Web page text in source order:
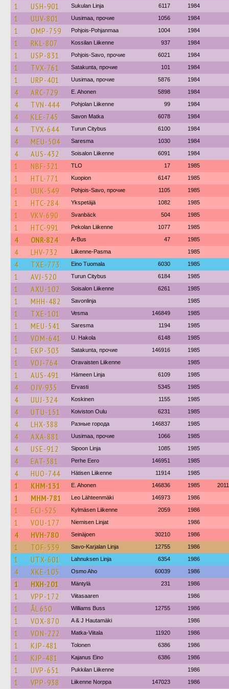
1 USH-901 Sukulan Linja 6117 1984
1 UUV-801 Uusimaa, прочие 1056 1984
1 OMP-759 Pohjois-Pohjanmaa 1004 1984
1 RKL-807 Kossilan Liikenne 937 1984
1 USP-831 Pohjois-Savo, прочие 6021 1984
1 TVX-761 Satakunta, прочие 101 1984
1 URP-401 Uusimaa, прочие 5876 1984
4 ARC-729 E. Ahonen 5898 1984
4 TVN-444 Pohjolan Liikenne 99 1984
4 KLE-745 Savon Matka 6078 1984
4 TVX-644 Turun Citybus 6100 1984
4 MEU-504 Saresma 1030 1984
4 AUS-432 Soisalon Liikenne 6091 1984
1 NBF-321 TLO 17 1985
1 HTL-771 Kuopion 6147 1985
1 UUK-549 Pohjois-Savo, прочие 1105 1985
1 HTC-284 Ykspetäjä 1082 1985
1 VKV-690 Svanbäck 504 1985
1 HTC-991 Pekolan Liikenne 1077 1985
4 ONR-824 A-Bus 47 1985
4 LHV-732 Liikenne-Pasma 1985
4 TXE-773 Eino Tuomala 6030 1985
1 AVJ-520 Turun Citybus 6184 1985
1 AXU-102 Soisalon Liikenne 6261 1985
1 MHH-482 Savonlinja 1985
1 TXE-101 Vesma 146849 1985
1 MEU-541 Saresma 1194 1985
1 VOM-641 U. Hakola 6148 1985
1 EKP-303 Satakunta, прочие 146916 1985
1 VOJ-764 Oravaisten Liikenne 1985
1 AUS-491 Hämeen Linja 6109 1985
4 OJV-935 Ervasti 5345 1985
4 UUJ-324 Koskinen 1155 1985
4 UTU-151 Koiviston Oulu 6231 1985
4 LHX-388 Разные города 146837 1985
4 AXA-881 Uusimaa, прочие 1066 1985
4 USE-912 Sipoon Linja 1085 1985
4 EAT-381 Perhe Eero 146951 1985
4 HUO-744 Hätisen Liikenne 11914 1985
1 KHM-131 E. Ahonen 146836 1985 2011
1 MHM-781 Leo Lähteenmäki 146973 1986
1 ECJ-525 Kylmäsen Liikenne 2059 1986
1 VOU-177 Niemisen Linjat 1986
4 HVH-780 Seinäjoen 30210 1986
1 TOF-539 Savo-Karjalan Linja 12755 1986
1 UTX-601 Lahnuksen Linja 6354 1986
4 XKE-105 Osmo Aho 60039 1986
1 HXH-201 Mäntylä 231 1986
1 VPP-172 Viitasaaren 1986
1 ÅL 650 Williams Buss 12755 1986
1 VOX-870 A & J Hautamäki 1986
1 VON-222 Matka-Viitala 11920 1986
1 KJP-481 Tolonen 6386 1986
1 KJP-481 Kajanus Eino 6386 1986
1 UVP-651 Pukkilan Liikenne 1986
1 VPP-938 Liikenne Norppa 147023 1986